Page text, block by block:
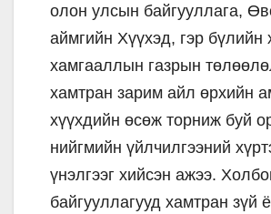
олон улсын байгууллага,
аймгийн Хүүхэд, гэр бүлийн
хамгааллын газрын
хамтран зарим айл өрхийн
хүүхдийн өсөж торниж буй
нийгмийн үйлчилгээний
үнэлгээг хийсэн ажээ.
байгууллагууд хамтран зүй